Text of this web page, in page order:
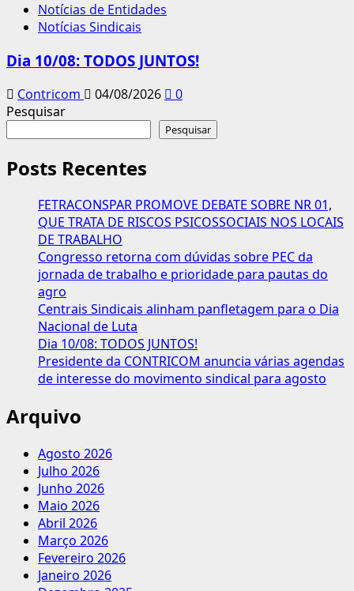
Notícias de Entidades
Notícias Sindicais
Dia 10/08: TODOS JUNTOS!
Contricom 04/08/2026
0
Pesquisar
Pesquisar
Posts Recentes
FETRACONSPAR PROMOVE DEBATE SOBRE NR 01,
QUE TRATA DE RISCOS PSICOSSOCIAIS NOS LOCAIS
DE TRABALHO
Congresso retorna com dúvidas sobre PEC da
jornada de trabalho e prioridade para pautas do
agro
Centrais Sindicais alinham panfletagem para o Dia
Nacional de Luta
Dia 10/08: TODOS JUNTOS!
Presidente da CONTRICOM anuncia várias agendas
de interesse do movimento sindical para agosto
Arquivo
Agosto 2026
Julho 2026
Junho 2026
Maio 2026
Abril 2026
Março 2026
Fevereiro 2026
Janeiro 2026